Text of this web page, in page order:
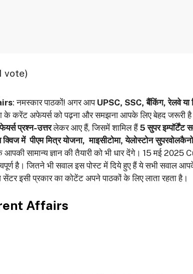
vote)
: नमस्कार पाठकों! अगर आप UPSC, SSC, बैंकिंग, रेलवे या
के करेंट अफेयर्स को पढ़ना और समझना आपके लिए बेहद
प्रश्न-उत्तरलेकर आए हैं, जिसमें शामिल हैं5 सुपर इम्पॉर्टेंट
क्विज मेंपीएम मित्र योजना, माइसीटोमा, येलोस्टोन
आपकी सामान्य ज्ञान की तैयारी को भी धार देंगे। 15 मई
है। जितने भी सवाल इस पोस्‍ट में दिये हुए हैं ये सभी सवाल
सेंटर इसी प्रकार का कोटेंट अपने पाठकों के लिए लाता रहता है।
Affairs